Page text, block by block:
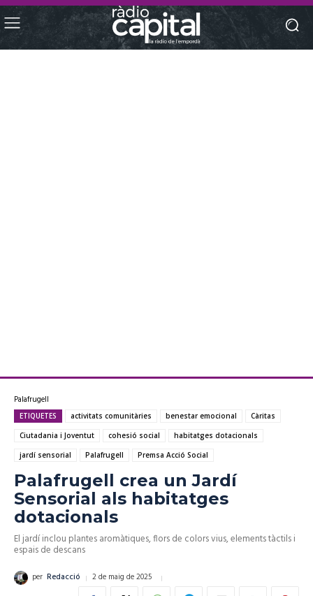
Palafrugell
ETIQUETES activitats comunitàries benestar emocional
Càritas
Ciutadania i Joventut
cohesió social
habitatges dotacionals
jardí sensorial
Palafrugell Premsa Acció Social
Palafrugell crea un Jardí
Sensorial als habitatges
dotacionals
El jardí inclou plantes aromàtiques, flors de colors vius, elements tàctils i
espais de descans
per Redacció 2 de maig de 2025